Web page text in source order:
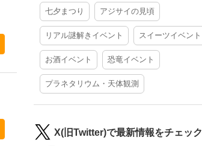
七夕まつり アジサイの見頃
リアル謎解きイベント スイーツイベント
お酒イベント 恐竜イベント
プラネタリウム・天体観測
X(旧Twitter)で最新情報をチェック